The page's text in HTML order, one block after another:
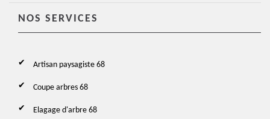
NOS SERVICES
Artisan paysagiste 68
Coupe arbres 68
Elagage d'arbre 68